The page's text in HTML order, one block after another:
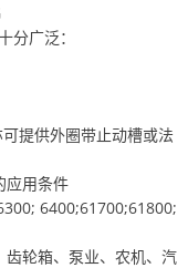
分广泛：
提供外圈带止动槽或法
应用条件
6400;61700;61800;
轮箱、泵业、农机、汽